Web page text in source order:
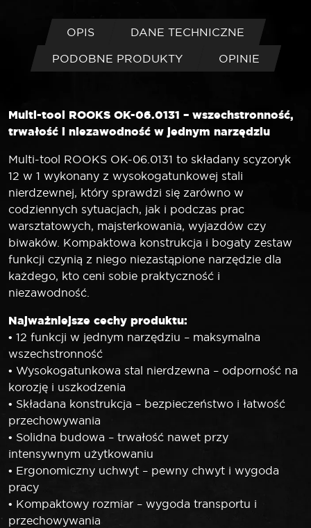
OPIS
DANE TECHNICZNE
PODOBNE PRODUKTY
OPINIE
Multi-tool ROOKS OK-06.0131 – wszechstronność,
trwałość i niezawodność w jednym narzędziu
Multi-tool ROOKS OK-06.0131 to składany scyzoryk
12 w 1 wykonany z wysokogatunkowej stali
nierdzewnej, który sprawdzi się zarówno w
codziennych sytuacjach, jak i podczas prac
warsztatowych, majsterkowania, wyjazdów czy
biwaków. Kompaktowa konstrukcja i bogaty zestaw
funkcji czynią z niego niezastąpione narzędzie dla
każdego, kto ceni sobie praktyczność i
niezawodność.
Najważniejsze cechy produktu:
• 12 funkcji w jednym narzędziu – maksymalna
wszechstronność
• Wysokogatunkowa stal nierdzewna – odporność na
korozję i uszkodzenia
• Składana konstrukcja – bezpieczeństwo i łatwość
przechowywania
• Solidna budowa – trwałość nawet przy
intensywnym użytkowaniu
• Ergonomiczny uchwyt – pewny chwyt i wygoda
pracy
• Kompaktowy rozmiar – wygoda transportu i
przechowywania